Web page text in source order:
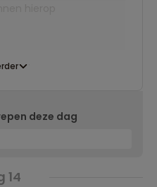
deze dag
14